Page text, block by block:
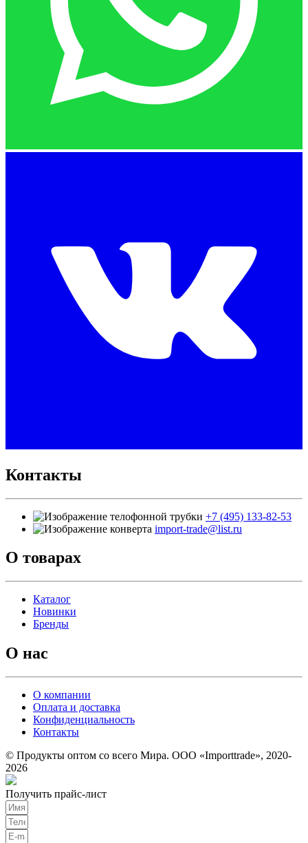
Контакты
+7 (495) 133-82-53
import-trade@list.ru
О товарах
Каталог
Новинки
Бренды
О нас
О компании
Оплата и доставка
Конфиденциальность
Контакты
© Продукты оптом со всего Мира. ООО «Importtrade», 2020-
2026
Получить прайс-лист